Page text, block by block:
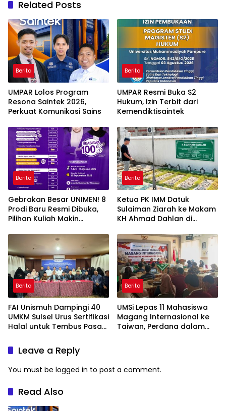
Related Posts
Berita
UMPAR Lolos Program
Resona Saintek 2026,
Perkuat Komunikasi Sains
Berita
UMPAR Resmi Buka S2
Hukum, Izin Terbit dari
Kemendiktisaintek
Berita
Gebrakan Besar UNIMEN! 8
Prodi Baru Resmi Dibuka,
Pilihan Kuliah Makin
Berita
Ketua PK IMM Datuk
Sulaiman Ziarah ke Makam
KH Ahmad Dahlan di
Berita
FAI Unismuh Dampingi 40
UMKM Sulsel Urus Sertifikasi
Halal untuk Tembus Pasar
Berita
UMSi Lepas 11 Mahasiswa
Magang Internasional ke
Taiwan, Perdana dalam
Leave a Reply
You must be logged in to post a comment.
Read Also